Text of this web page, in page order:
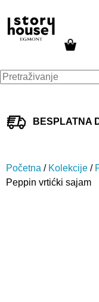
BESPLATNA
Početna / Kolekcije /
Peppin vrtićki sajam